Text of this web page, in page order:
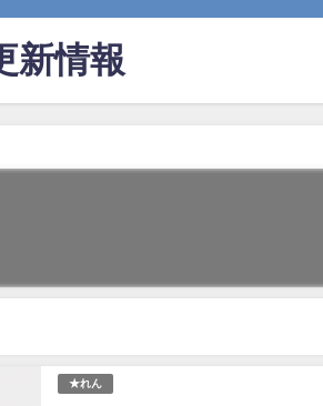
新情報
★れん